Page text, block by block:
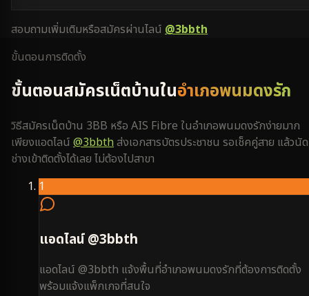
สอบถามเพิ่มเติมหรือสมัครผ่านไลน์ @3bbth
ขั้นตอนการติดตั้ง
ขั้นตอนสมัครเน็ตบ้านในอำเภอพนมดงรัก
วิธีสมัครเน็ตบ้าน 3BB หรือ AIS Fibre ในอำเภอพนมดงรักง่ายมาก
เพียงแอดไลน์ @3bbthส่งเอกสารบัตรประชาชน รอเช็คคู่สาย แล้วนัด
ช่างเข้าติดตั้งได้เลย ไม่ต้องไปสาขา
1
แอดไลน์ @3bbth
แอดไลน์ @3bbth แจ้งพื้นที่อำเภอพนมดงรักที่ต้องการติดตั้ง
พร้อมแจ้งแพ็กเกจที่สนใจ